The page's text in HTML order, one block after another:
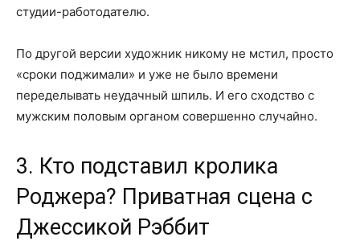
студии-работодателю.
По другой версии художник никому не мстил, просто
«сроки поджимали» и уже не было времени
переделывать неудачный шпиль. И его сходство с
мужским половым органом совершенно случайно.
3. Кто подставил кролика
Роджера? Приватная сцена с
Джессикой Рэббит